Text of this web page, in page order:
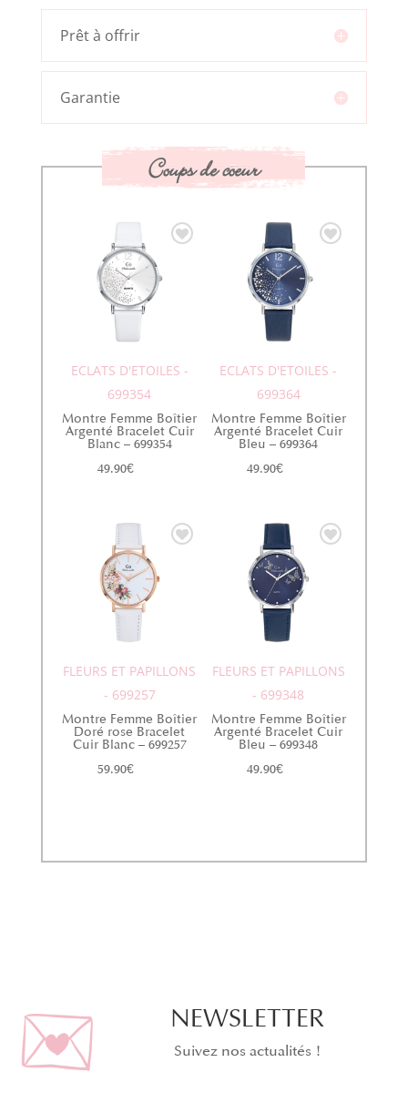
Prêt à offrir
Garantie
Coups de coeur
ECLATS D'ETOILES -
699354
Montre Femme Boîtier
Argenté Bracelet Cuir
Blanc – 699354
49.90€
ECLATS D'ETOILES -
699364
Montre Femme Boîtier
Argenté Bracelet Cuir
Bleu – 699364
49.90€
FLEURS ET PAPILLONS
- 699257
Montre Femme Boîtier
Doré rose Bracelet
Cuir Blanc – 699257
59.90€
FLEURS ET PAPILLONS
- 699348
Montre Femme Boîtier
Argenté Bracelet Cuir
Bleu – 699348
49.90€
NEWSLETTER
Suivez nos actualités !